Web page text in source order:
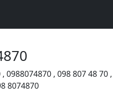
, 0988074870 , 098 807 48 70 ,
8074870